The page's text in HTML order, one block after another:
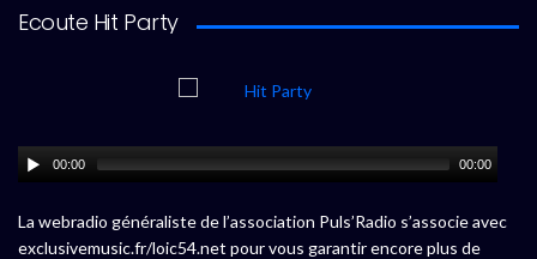
Ecoute Hit Party
00:00 00:00
La webradio généraliste de l’association Puls’Radio s’associe avec
exclusivemusic.fr/loic54.net pour vous garantir encore plus de